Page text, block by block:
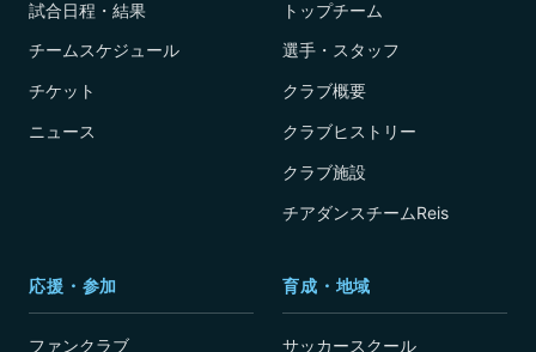
試合日程・結果
チームスケジュール
チケット
ニュース
トップチーム
選手・スタッフ
クラブ概要
クラブヒストリー
クラブ施設
チアダンスチームReis
応援・参加
ファンクラブ
育成・地域
サッカースクール